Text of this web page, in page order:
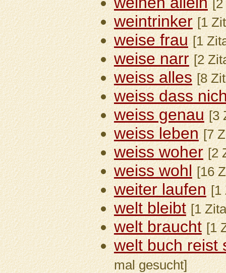
[2
weintrinker [1
weise frau [1
weise narr [2
weiss alles [8
weiss dass
weiss genau [3
weiss leben [7
weiss woher [2
weiss wohl [16
weiter laufen [1
welt bleibt [1
welt braucht [1
welt buch reist
mal gesucht]